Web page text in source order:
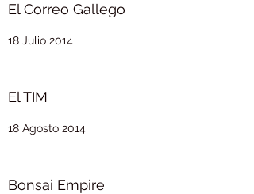
El Correo Gallego
18 Julio 2014
El TIM
18 Agosto 2014
Bonsai Empire